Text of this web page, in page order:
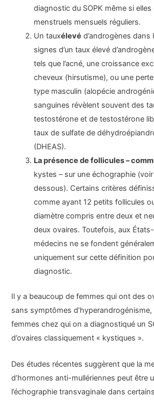
diagnostic du SOPK même si
menstruels mensuels réguliers.
Un tauxélevé d’androgènes dans
signes d’un taux élevé
tels que l’acné, une croissance
cheveux (hirsutisme), ou une
type masculin (alopécie
sanguines révèlent souvent des
testostérone et de testostérone
taux de sulfate de
(DHEAS).
La présence de follicules –
kystes – sur une échographie
dessous). Certains critères
comme ayant 12 petits follicules
diamètre compris entre deux et
deux ovaires. Toutefois, aux
médecins ne se fondent
uniquement sur cette définition
diagnostic.
Il y a beaucoup de femmes qui ont des
sans symptômes
femmes chez qui on a diagnostiqué un
d’ovaires classiquement « kystiques ».
Des études récentes suggèrent que la
d’hormones anti-mullériennes peut être
l’échographie transvaginale dans